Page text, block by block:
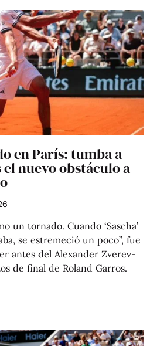
en París: tumba a
nuevo obstáculo a
un tornado. Cuando ‘Sascha’
se estremeció un poco”, fue
antes del Alexander Zverev-
de final de Roland Garros.